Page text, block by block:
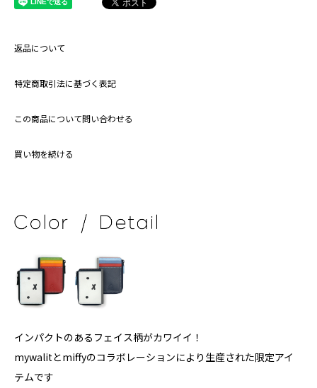
返品について
特定商取引法に基づく表記
この商品について問い合わせる
買い物を続ける
インパクトのあるフェイス柄がカワイイ！
mywalitとmiffyのコラボレーションにより生産された限定アイ
テムです